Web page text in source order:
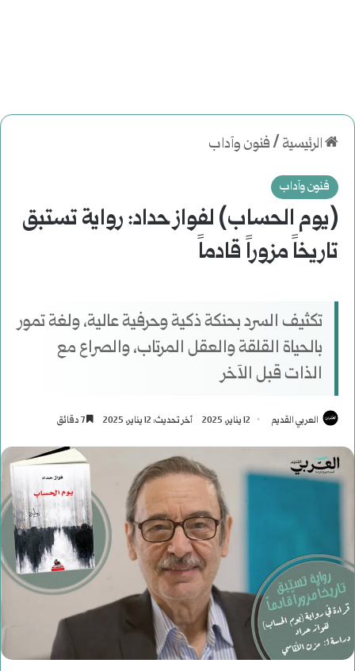
الرئيسية /فنون وآداب
فنون وآداب
(يوم الحساب) لفواز حداد: رواية تستبق
تاريخاً مزوراً قادماً
تكثيف السرد بحنكة ذكية وحرفية عالية، ولغة تمور
بالحياة القلقة والعقل المرتاب، والصراع مع
الذات قبل الآخر
العربي القديم 12 يناير، 2025 آخر تحديث: 12 يناير، 2025